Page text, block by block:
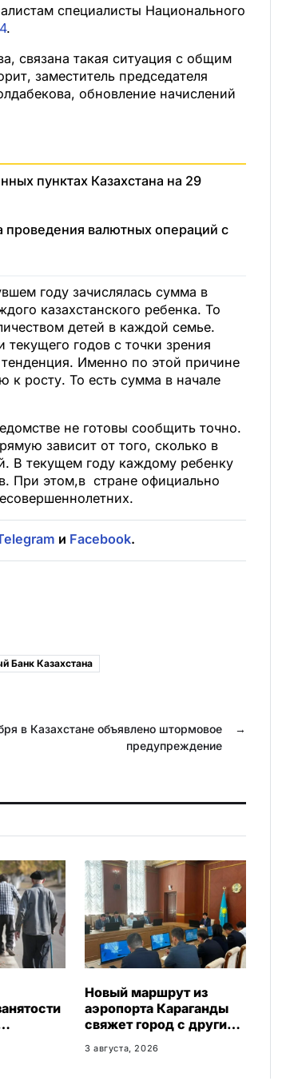
специалисты Национального
.
связана такая ситуация с общим
заместитель председателя
обновление начислений
пунктах Казахстана на 29
проведения валютных операций с
году зачислялась сумма в
казахстанского ребенка. То
детей в каждой семье.
годов с точки зрения
Именно по этой причине
к росту. То есть сумма в начале
не готовы сообщить точно.
зависит от того, сколько в
В текущем году каждому ребенку
При этом,в стране официально
и Facebook.
Банк Казахстана
→
в Казахстане объявлено штормовое
предупреждение
Новый маршрут из
аэропорта Караганды
свяжет город с другими
3 августа, 2026